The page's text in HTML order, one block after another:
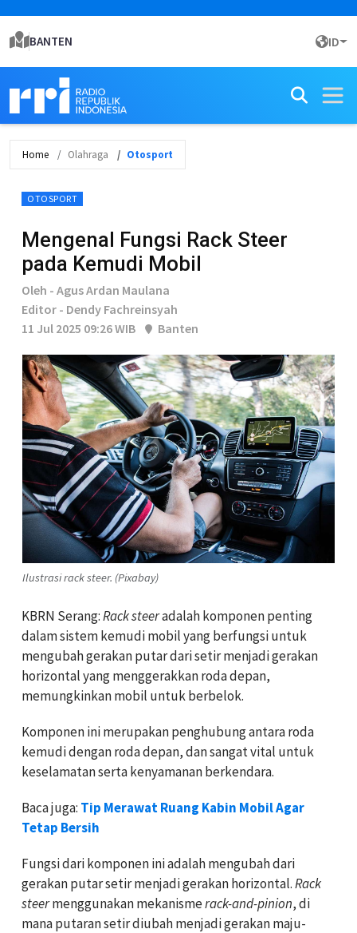
BANTEN ID
Home Olahraga Otosport
OTOSPORT
Mengenal Fungsi Rack Steer
pada Kemudi Mobil
Oleh - Agus Ardan Maulana
Editor - Dendy Fachreinsyah
11 Jul 2025 09:26 WIB
Banten
Ilustrasi rack steer. (Pixabay)
KBRN Serang:Rack steeradalah komponen penting
dalam sistem kemudi mobil yang berfungsi untuk
mengubah gerakan putar dari setir menjadi gerakan
horizontal yang menggerakkan roda depan,
memungkinkan mobil untuk berbelok.
Komponen ini merupakan penghubung antara roda
kemudi dengan roda depan, dan sangat vital untuk
keselamatan serta kenyamanan berkendara.
Baca juga: Tip Merawat Ruang Kabin Mobil Agar
Tetap Bersih
Fungsi dari komponen ini adalah mengubah dari
gerakan putar setir menjadi gerakan horizontal.Rack
steermenggunakan mekanismerack-and-pinion, di
mana putaran setir diubah menjadi gerakan maju-